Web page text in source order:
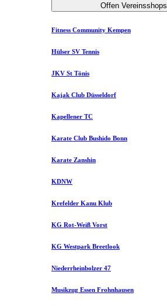
Offen Vereinsshops
Fitness Community Kempen
Hülser SV Tennis
JKV St Tönis
Kajak Club Düsseldorf
Kapellener TC
Karate Club Bushido Bonn
Karate Zanshin
KDNW
Krefelder Kanu Klub
KG Rot-Weiß Vorst
KG Westpark Breetlook
Niederrheinbolzer 47
Musikzug Essen Frohnhausen